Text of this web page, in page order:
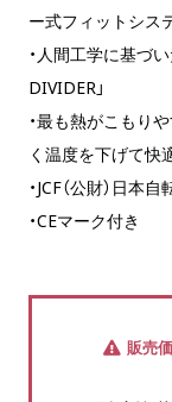
ー式フィットシス
・人間工学に基づ
DIVIDER」
・最も熱がこもり
く温度を下げて快
・JCF（公財）日本
・CEマーク付き
販売